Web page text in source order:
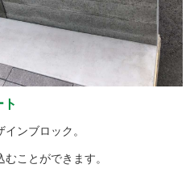
ンブロック。
ことができます。